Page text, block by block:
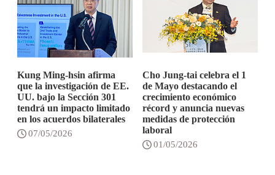
Kung Ming-hsin afirma
que la investigación de EE.
UU. bajo la Sección 301
tendrá un impacto limitado
en los acuerdos bilaterales
07/05/2026
Cho Jung-tai celebra el 1
de Mayo destacando el
crecimiento económico
récord y anuncia nuevas
medidas de protección
laboral
01/05/2026